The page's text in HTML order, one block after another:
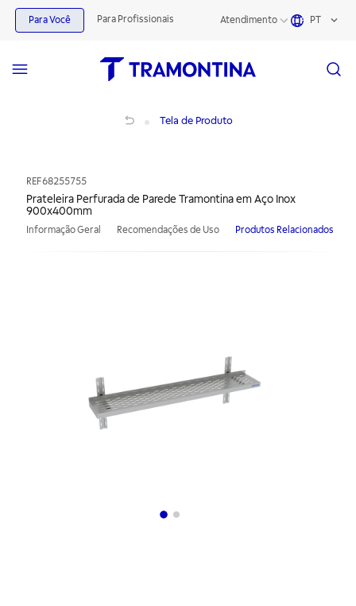
Para Você Para Profissionais Atendimento PT
Tela de Produto
REF68255755
Prateleira Perfurada de Parede Tramontina em Aço Inox
900x400mm
Informação Geral Recomendações de Uso Produtos Relacionados